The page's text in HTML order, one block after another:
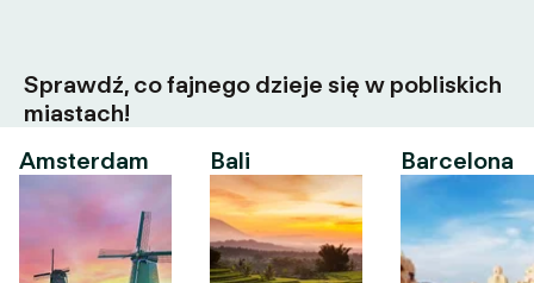
Sprawdź, co fajnego dzieje się w pobliskich
miastach!
Amsterdam
Bali Barcelona